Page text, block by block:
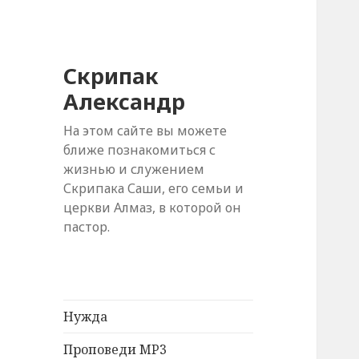
Скрипак
Александр
На этом сайте вы можете
ближе познакомиться с
жизнью и служением
Скрипака Саши, его семьи и
церкви Алмаз, в которой он
пастор.
Нужда
Проповеди MP3